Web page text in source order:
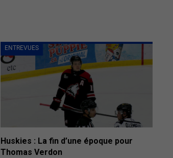
ENTREVUES
Huskies : La fin d’une époque pour
Thomas Verdon